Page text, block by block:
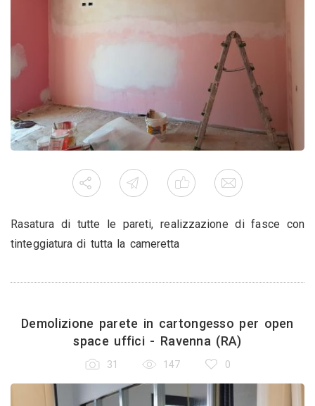
Rasatura di tutte le pareti, realizzazione di fasce con
tinteggiatura di tutta la cameretta
Demolizione parete in cartongesso per open
space uffici - Ravenna (RA)
31 147 0